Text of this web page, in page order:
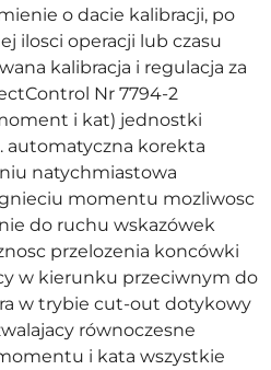
o dacie kalibracji, po
ilosci operacji lub czasu
kalibracja i regulacja za
Nr 7794-2
i kat) jednostki
automatyczna korekta
natychmiastowa
momentu mozliwosc
do ruchu wskazówek
przelozenia koncówki
w kierunku przeciwnym do
w trybie cut-out dotykowy
równoczesne
i kata wszystkie